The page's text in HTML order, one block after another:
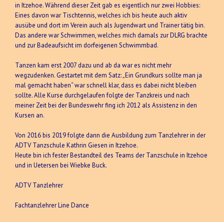
in Itzehoe. Während dieser Zeit gab es eigentlich nur zwei Hobbies:
Eines davon war Tischtennis, welches ich bis heute auch aktiv
ausübe und dort im Verein auch als Jugendwart und Trainer tätig bin.
Das andere war Schwimmen, welches mich damals zur DLRG brachte
und zur Badeaufsicht im dorfeigenen Schwimmbad.
Tanzen kam erst 2007 dazu und ab da war es nicht mehr
wegzudenken. Gestartet mit dem Satz: „Ein Grundkurs sollte man ja
mal gemacht haben“ war schnell klar, dass es dabei nicht bleiben
sollte. Alle Kurse durchgelaufen folgte der Tanzkreis und nach
meiner Zeit bei der Bundeswehr fing ich 2012 als Assistenz in den
Kursen an.
Von 2016 bis 2019 folgte dann die Ausbildung zum Tanzlehrer in der
ADTV Tanzschule Kathrin Giesen in Itzehoe.
Heute bin ich fester Bestandteil des Teams der Tanzschule in Itzehoe
und in Uetersen bei Wiebke Buck.
ADTV Tanzlehrer
Fachtanzlehrer Line Dance